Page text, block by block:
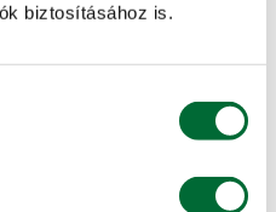
biztosításához is.